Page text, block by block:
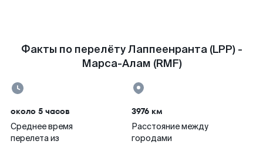
Факты по перелёту Лаппеенранта (LPP) -
Марса-Алам (RMF)
около 5 часов
Среднее время
перелета из
3976 км
Расстояние между
городами